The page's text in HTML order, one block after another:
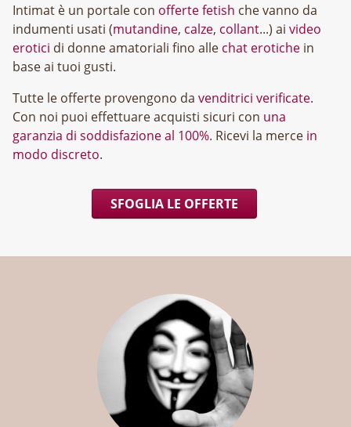
Intimat è un portale con offerte fetish che vanno da
indumenti usati (mutandine, calze, collant...) ai video
erotici di donne amatoriali fino alle chat erotiche in
base ai tuoi gusti.
Tutte le offerte provengono da venditrici verificate.
Con noi puoi effettuare acquisti sicuri con una
garanzia di soddisfazione al 100%. Ricevi la merce in
modo discreto.
SFOGLIA LE OFFERTE